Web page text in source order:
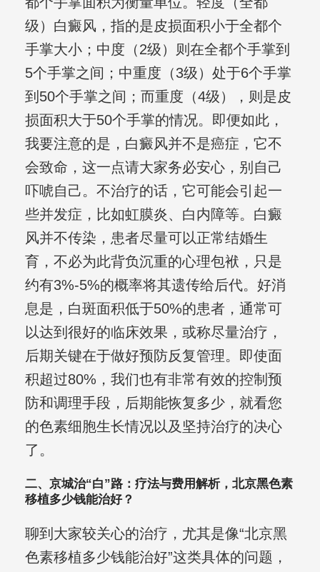
级）白癜风，指的是皮损面积小于全都个
手掌大小；中度（2级）则在全都个手掌到
5个手掌之间；中重度（3级）处于6个手掌
到50个手掌之间；而重度（4级），则是皮
损面积大于50个手掌的情况。即便如此，
我要注意的是，白癜风并不是癌症，它不
会致命，这一点请大家务必安心，别自己
吓唬自己。不治疗的话，它可能会引起一
些并发症，比如虹膜炎、白内障等。白癜
风并不传染，患者尽量可以正常结婚生
育，不必为此背负沉重的心理包袱，只是
约有3%-5%的概率将其遗传给后代。好消
息是，白斑面积低于50%的患者，通常可
以达到很好的临床效果，或称尽量治疗，
后期关键在于做好预防反复管理。即使面
积超过80%，我们也有非常有效的控制预
防和调理手段，后期能恢复多少，就看您
的色素细胞生长情况以及坚持治疗的决心
了。
二、京城治“白”路：疗法与费用解析，北京黑色素
移植多少钱能治好？
聊到大家较关心的治疗，尤其是像“北京黑
色素移植多少钱能治好”这类具体的问题，